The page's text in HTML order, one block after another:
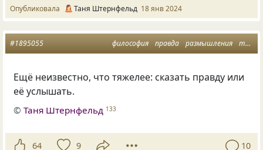
Опубликовала Таня Штернфельд 18 янв 2024
философия правда размышления тяжесть
#1895055
Ещё неизвестно, что тяжелее: сказать правду или
её услышать.
©Таня Штернфельд 133
64 9 10